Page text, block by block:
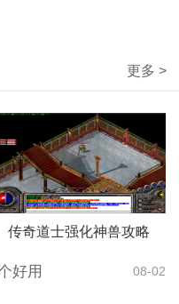
更多 >
传奇道士强化神兽攻略
好用 08-02